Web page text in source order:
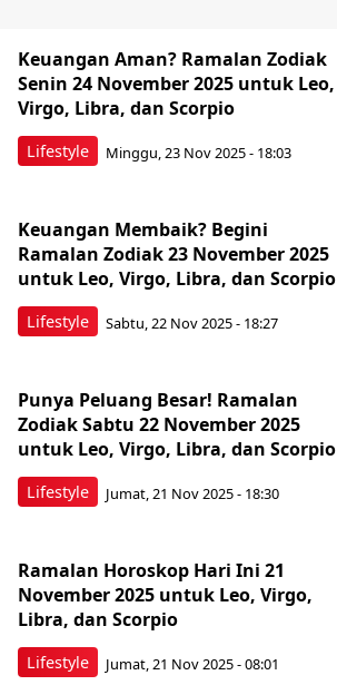
Lifestyle
Keuangan Aman? Ramalan Zodiak
Senin 24 November 2025 untuk Leo,
Virgo, Libra, dan Scorpio
Minggu, 23 Nov 2025 - 18:03
Lifestyle
Keuangan Membaik? Begini
Ramalan Zodiak 23 November 2025
untuk Leo, Virgo, Libra, dan Scorpio
Sabtu, 22 Nov 2025 - 18:27
Lifestyle
Punya Peluang Besar! Ramalan
Zodiak Sabtu 22 November 2025
untuk Leo, Virgo, Libra, dan Scorpio
Jumat, 21 Nov 2025 - 18:30
Lifestyle
Ramalan Horoskop Hari Ini 21
November 2025 untuk Leo, Virgo,
Libra, dan Scorpio
Jumat, 21 Nov 2025 - 08:01